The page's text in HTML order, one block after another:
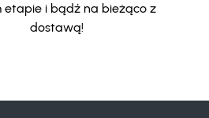
etapie i bądź na bieżąco z
dostawą!